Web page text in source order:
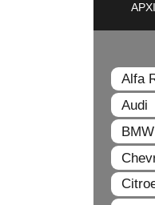
Alfa
Audi
BMW